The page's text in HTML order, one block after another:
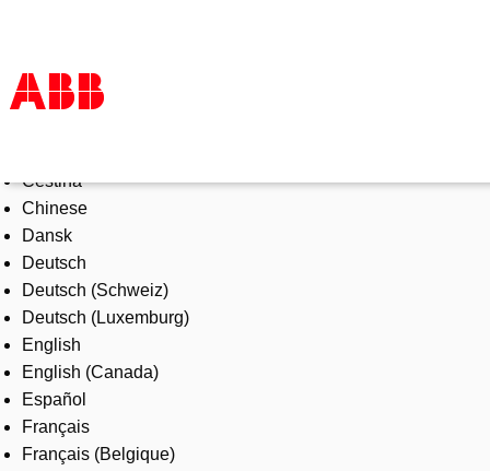
Products & Solutions
Industries
Services
About us
Where to buy
Contact us
Careers
Čeština
Chinese
Dansk
Deutsch
Deutsch (Schweiz)
Deutsch (Luxemburg)
English
English (Canada)
Español
Français
Français (Belgique)